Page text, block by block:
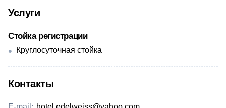
Услуги
Стойка регистрации
Круглосуточная стойка
Контакты